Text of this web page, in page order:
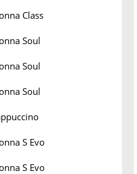
Class
Soul
Soul
Soul
S Evo
S Evo